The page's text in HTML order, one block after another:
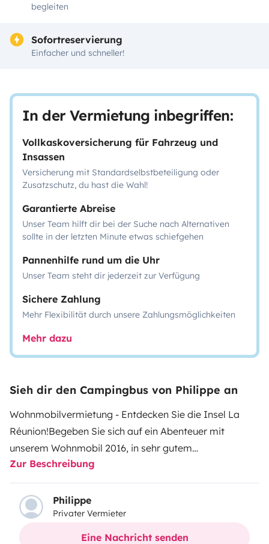
begleiten
Sofortreservierung
Einfacher und schneller!
In der Vermietung inbegriffen:
Vollkaskoversicherung für Fahrzeug und
Insassen
Versicherung mit Standardselbstbeteiligung oder
Zusatzschutz, du hast die Wahl!
Garantierte Abreise
Unser Team hilft dir bei der Suche nach Alternativen
sollte in der letzten Minute etwas schiefgehen
Pannenhilfe rund um die Uhr
Unser Team steht dir jederzeit zur Verfügung
Sichere Zahlung
Mehr Flexibilität durch unsere Zahlungsmöglichkeiten
Mehr dazu
Sieh dir den Campingbus von Philippe an
Wohnmobilvermietung - Entdecken Sie die Insel La
Réunion!Begeben Sie sich auf ein Abenteuer mit
unserem Wohnmobil 2016, in sehr gutem
Allgemeinzustand, ideal, um die atemberaubenden
Landschaften der Insel La Réunion zu entdecken. Egal,
ob du auf der Suche nach paradiesischen Stränden,
Bergwanderungen oder malerischen Dörfern bist,
dieser Campervan ist dein perfekter Begleiter auf der
Zur Beschreibung
Philippe
Privater Vermieter
Eine Nachricht senden